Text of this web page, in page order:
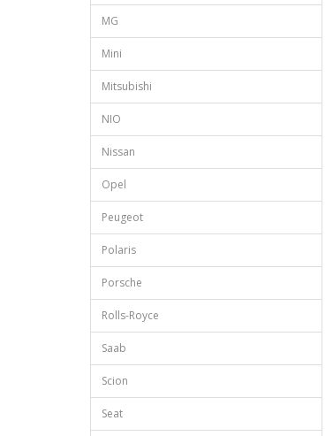
MG
Mini
Mitsubishi
NIO
Nissan
Opel
Peugeot
Polaris
Porsche
Rolls-Royce
Saab
Scion
Seat